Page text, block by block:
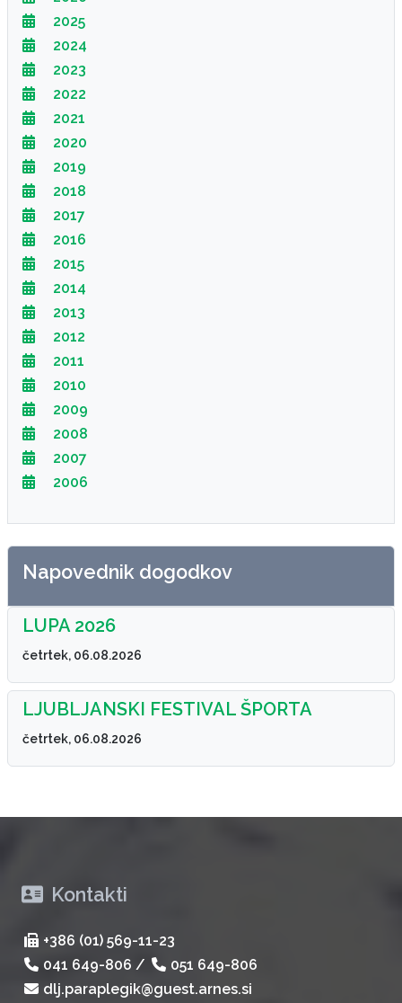
2025
2024
2023
2022
2021
2020
2019
2018
2017
2016
2015
2014
2013
2012
2011
2010
2009
2008
2007
2006
Napovednik dogodkov
LUPA 2026
četrtek, 06.08.2026
LJUBLJANSKI FESTIVAL ŠPORTA
četrtek, 06.08.2026
Kontakti
+386 (01) 569-11-23
041 649-806 /
051 649-806
dlj.paraplegik@guest.arnes.si